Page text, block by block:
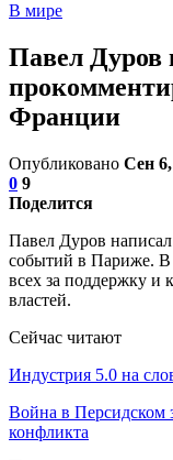
В мире
Павел Дуров
Франции
Опубликовано Сен
0 9
Поделится
Павел Дуров
событий в Париже. В
всех за поддержку и
властей.
Сейчас читают
Индустрия 5.0 на
Война в Персидском
конфликта